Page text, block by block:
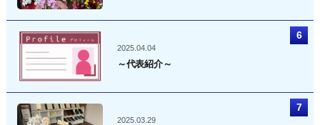
2025.04.04
～代表紹介～
2025.03.29